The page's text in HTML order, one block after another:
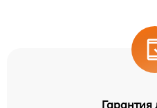
Гарантия